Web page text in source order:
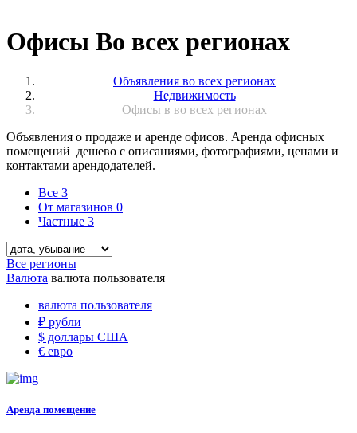
Офисы Во всех регионах
Объявления во всех регионах
Недвижимость
Офисы в во всех регионах
Объявления о продаже и аренде офисов. Аренда офисных
помещений дешево с описаниями, фотографиями, ценами и
контактами арендодателей.
Все 3
От магазинов 0
Частные 3
Все регионы
Валюта валюта пользователя
валюта пользователя
₽ рубли
$ доллары США
€ евро
Аренда помещение